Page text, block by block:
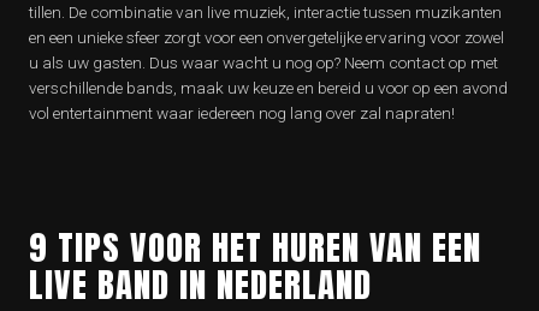
tillen. De combinatie van live muziek, interactie tussen muzikanten
en een unieke sfeer zorgt voor een onvergetelijke ervaring voor zowel
u als uw gasten. Dus waar wacht u nog op? Neem contact op met
verschillende bands, maak uw keuze en bereid u voor op een avond
vol entertainment waar iedereen nog lang over zal napraten!
9 TIPS VOOR HET HUREN VAN EEN
LIVE BAND IN NEDERLAND